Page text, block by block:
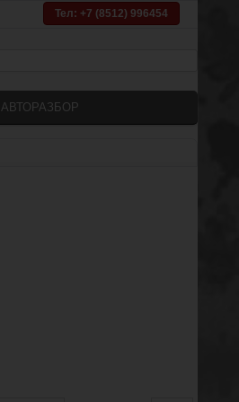
Тел: +7 (8512) 996454
АВТОРАЗБОР